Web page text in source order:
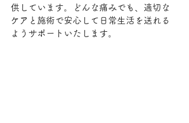
供しています。どんな痛みでも、適切な
ケアと施術で安心して日常生活を送れる
ようサポートいたします。